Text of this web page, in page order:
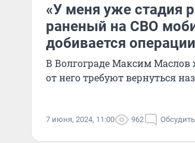
«У меня уже стадия
раненый на СВО
добивается
В Волгограде Максим Маслов
от него требуют вернуться
7 июня, 2024, 11:00 962 Обсудить